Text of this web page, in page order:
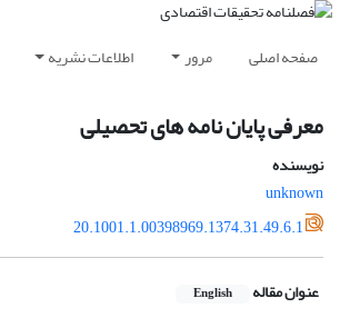
صفحه اصلی مرور اطلاعات نشریه
معرفی پایان نامه های تحصیلی
نویسنده
unknown
20.1001.1.00398969.1374.31.49.6.1
عنوان مقاله English